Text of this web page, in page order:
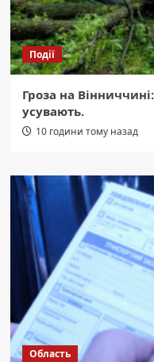
Події
Гроза на
усувають.
10 години тому назад
Область